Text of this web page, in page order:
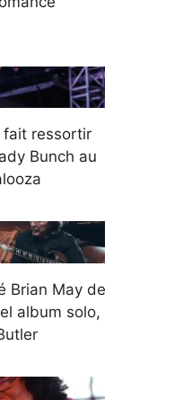
fait ressortir
Bunch au
Brian May de
album solo,